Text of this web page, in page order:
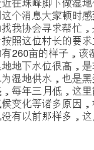
个消息大家顿时
我协会寻求帮忙
照这位村长的要
260亩的样子，
地下水位很高，
湿地供水，也是
每年三月低，这
变化等诸多原因
有以前那样多，